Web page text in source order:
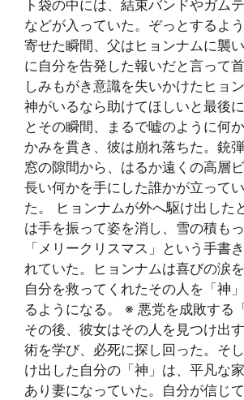
ト袋の中には、結束バンドやガム
などが入っていた。ぞっとするよ
寄せた瞬間、父はヒョンナムに襲
に自分を告発した報いだと言って
しみもがき意識を失いかけたヒョ
神がいるなら助けてほしいと最後
とその瞬間、まるで嘘のように何
かみを貫き、彼は崩れ落ちた。銃
窓の隙間から、はるか遠くの高層ビ
長い何かを手にした誰かが立って
た。 ヒョンナムが外へ駆け出した
は手を振って姿を消し、雪の積も
「メリークリスマス」という手書
れていた。ヒョンナムは喜びの涙を
自分を救ってくれたその人を「神
るようになる。 ※ 悪党を成敗する
その後、彼女はその人を見つけ出
術を学び、必死に探し回った。そ
け出した自分の「神」は、平凡な
あり妻になっていた。自分が信じ